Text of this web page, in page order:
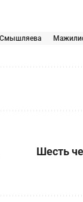
Смышляева
Шесть